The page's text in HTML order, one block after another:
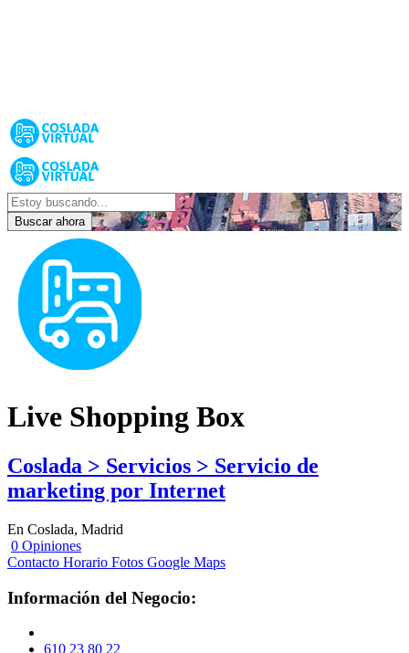
Buscar ahora
Live Shopping Box
Coslada > Servicios > Servicio de
marketing por Internet
En Coslada, Madrid
0 Opiniones
Contacto Horario Fotos Google Maps
Información del Negocio:
610 23 80 22